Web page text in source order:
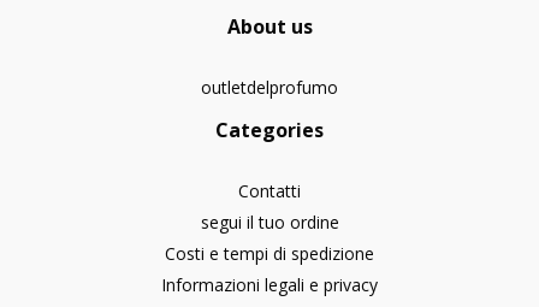
About us
outletdelprofumo
Categories
Contatti
segui il tuo ordine
Costi e tempi di spedizione
Informazioni legali e privacy